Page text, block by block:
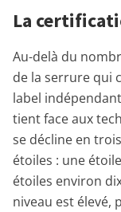
La
Au-delà du
de la serrure qui
label
tient face aux
se décline en
étoiles : une
étoiles environ
niveau est élevé,